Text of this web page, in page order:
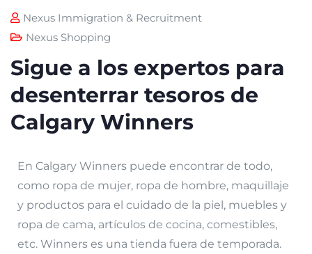
Nexus Immigration & Recruitment
Nexus Shopping
Sigue a los expertos para
desenterrar tesoros de
Calgary Winners
En Calgary Winners puede encontrar de todo,
como ropa de mujer, ropa de hombre, maquillaje
y productos para el cuidado de la piel, muebles y
ropa de cama, artículos de cocina, comestibles,
etc. Winners es una tienda fuera de temporada.